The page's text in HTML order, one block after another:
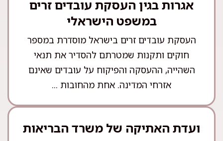
אגרות בגין העסקת עובדים זרים
במשפט הישראלי
העסקת עובדים זרים בישראל מוסדרת במספר
חוקים ותקנות שמטרתם להסדיר את תנאי
השהייה, ההעסקה והפיקוח על עובדים שאינם
אזרחי המדינה. אחת מהחובות ...
ועדת האתיקה של משרד הבריאות